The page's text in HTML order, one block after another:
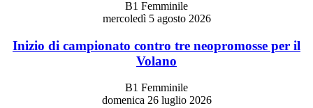
B1 Femminile
mercoledì 5 agosto 2026
Inizio di campionato contro tre neopromosse per il
Volano
B1 Femminile
domenica 26 luglio 2026